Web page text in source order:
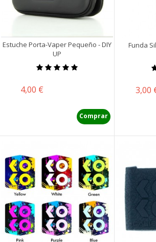
Estuche Porta-Vaper Pequeño - DIY
UP
Precio
4,00 €
Comprar
Funda
3,00